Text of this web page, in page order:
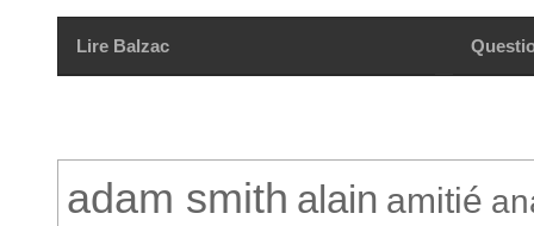
Lire Balzac
adam smith alain amitié